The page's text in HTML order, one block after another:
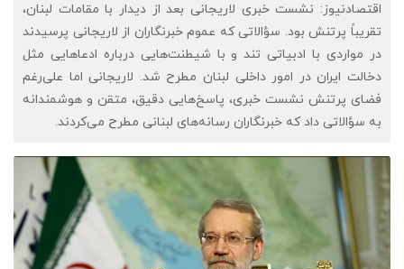
اقتصادنیوز: نشست خبری لاریجانی بعد از دیدار با مقامات لبنان،
تقریباً پرتنش بود. سؤالاتی که عموم خبرنگاران از لاریجانی پرسیدند
در مواردی با ادبیاتی تند و با شیطنت‌هایی درباره ادعاهایی مثل
دخالت ایران در امور داخلی لبنان مطرح شد. لاریجانی اما علی‌رغم
فضای پرتنش نشست خبری، پاسخ‌هایی دقیق، متقن و هوشمندانه
به سؤالاتی داد که خبرنگاران رسانه‌های لبنانی مطرح می‌کردند.